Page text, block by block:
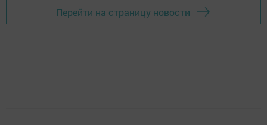
Перейти на страницу новости